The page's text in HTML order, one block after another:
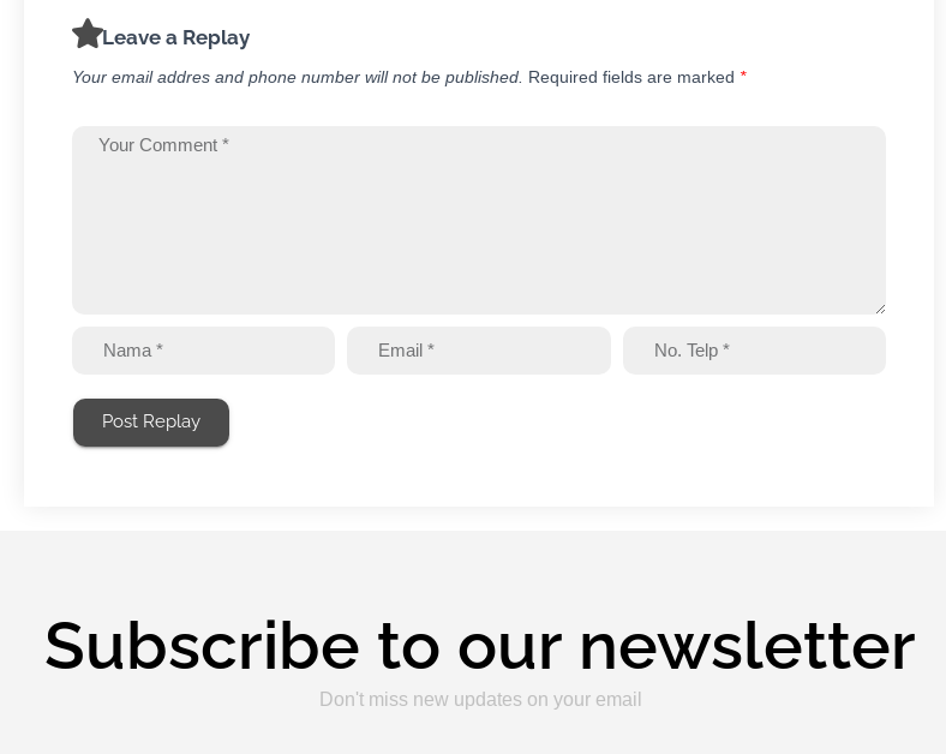
Leave a Replay
Your email addres and phone number will not be published. Required fields are marked *
Post Replay
Subscribe to our newsletter
Don't miss new updates on your email